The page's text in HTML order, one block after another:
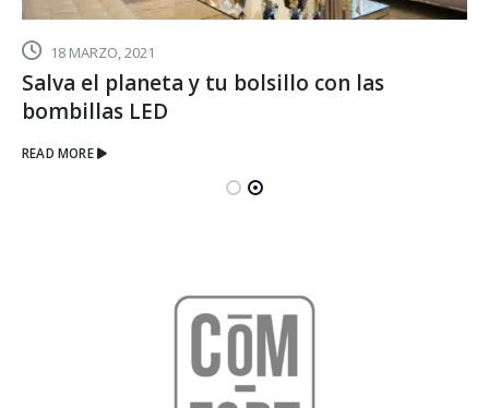
18 MARZO, 2021
Salva el planeta y tu bolsillo con las
bombillas LED
READ MORE